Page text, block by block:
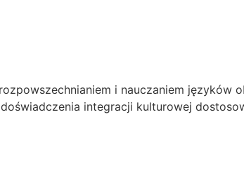
i nauczaniem języków
integracji kulturowej